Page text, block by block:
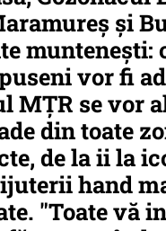
și
muntenești:
vor fi
MȚR se vor
din toate
de la ii la
hand
"Toate vă